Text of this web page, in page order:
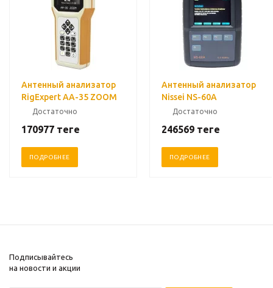
Антенный анализатор
RigExpert AA-35 ZOOM
Достаточно
170977 теңге
ПОДРОБНЕЕ
Антенный анализатор
Nissei NS-60A
Достаточно
246569 теңге
ПОДРОБНЕЕ
Подписывайтесь
на новости и акции